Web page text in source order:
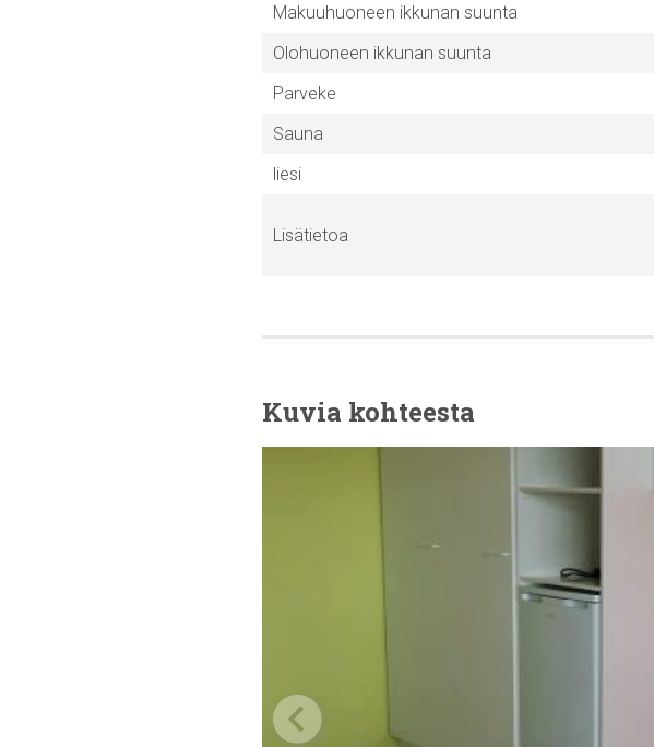
Makuuhuoneen ikkunan suunta
Olohuoneen ikkunan suunta
Parveke
Sauna
liesi
Lisätietoa
Kuvia kohteesta